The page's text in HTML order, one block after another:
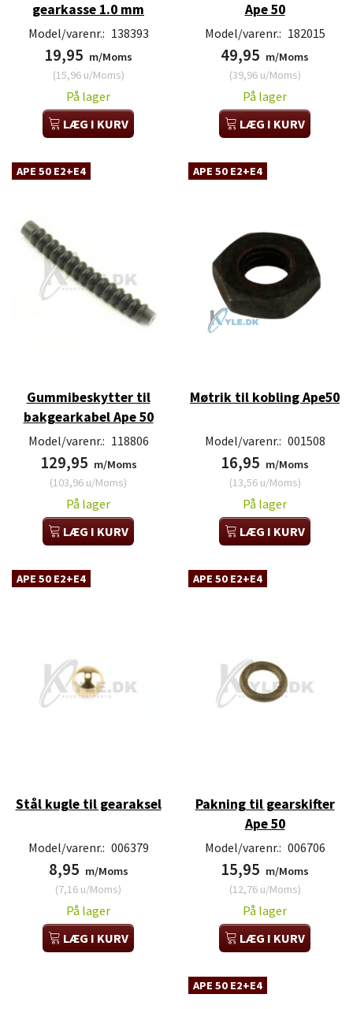
gearkasse 1.0 mm
Model/varenr.: 138393
19,95 m/Moms
(15,96u/Moms)
På lager
LÆG I KURV
Ape 50
Model/varenr.: 182015
49,95 m/Moms
(39,96u/Moms)
På lager
LÆG I KURV
APE 50 E2+E4
Gummibeskytter til
bakgearkabel Ape 50
Model/varenr.: 118806
129,95 m/Moms
(103,96 u/Moms)
På lager
LÆG I KURV
APE 50 E2+E4
Møtrik til kobling Ape50
Model/varenr.: 001508
16,95 m/Moms
(13,56u/Moms)
På lager
LÆG I KURV
APE 50 E2+E4
Stål kugle til gearaksel
Model/varenr.: 006379
8,95 m/Moms
(7,16 u/Moms)
På lager
LÆG I KURV
APE 50 E2+E4
Pakning til gearskifter
Ape 50
Model/varenr.: 006706
15,95 m/Moms
(12,76u/Moms)
På lager
LÆG I KURV
APE 50 E2+E4